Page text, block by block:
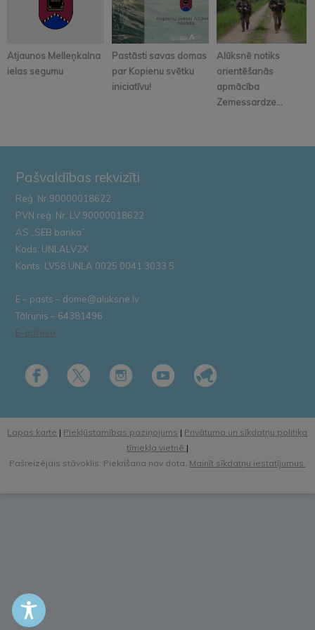
Atjaunos Melleņkalna
ielas segumu
Pastāsti savas domas
par Kopienu svētku
iniciatīvu!
Alūksnē notiks
orientēšanās
apmācība
Zemessardze...
Pašvaldības rekvizīti
Reģ. Nr.90000018622
PVN reģ. Nr. LV 90000018622
AS „SEB banka”
Kods: UNLALV2X
Konts: LV58 UNLA 0025 0041 3033 5
E – pasts – dome@aluksne.lv
Tālrunis – 64381496
E-adrese
Lapas karte | Piekļūstamības paziņojums | Privātuma un sīkdatņu politika
tīmekļa vietnē |
Pašreizējais stāvoklis: Piekrišana nav dota. Mainīt sīkdatņu iestatījumus.